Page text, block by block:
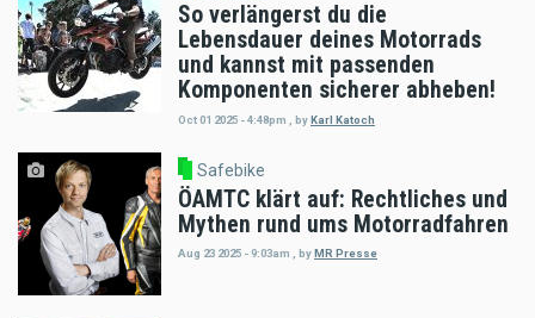
So verlängerst du die
Lebensdauer deines Motorrads
und kannst mit passenden
Komponenten sicherer abheben!
Oct 01 2025 - 4:48pm byKarl Katoch
Safebike
ÖAMTC klärt auf: Rechtliches und
Mythen rund ums Motorradfahren
Aug 23 2025 - 9:03am , byMR Presse